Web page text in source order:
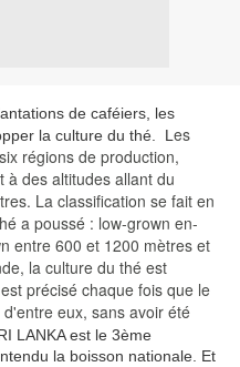
de caféiers, les
la culture du thé. L es
régions de production,
à des altitudes allant du
La classification se fait en
a poussé : low-grown en-
entre 600 et 1200 mètres et
la culture du thé est
précisé chaque fois que le
eux, sans avoir été
LANKA est le 3ème
la boisson nationale. Et